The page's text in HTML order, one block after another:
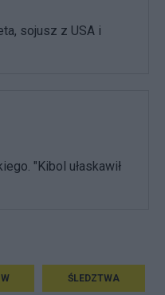
sojusz z USA i
"Kibol ułaskawił
ŚLEDZTWA